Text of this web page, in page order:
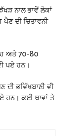
ਨਾਲ ਭਾਵੇਂ ਲੋਕਾਂ
ਦੀ ਚਿਤਾਵਨੀ
ਅਤੇ 70-80
ਪਏ ਹਨ।
ਭਵਿੱਖਬਾਣੀ ਵੀ
ਹਨ। ਕਈ ਥਾਵਾਂ ਤੇ